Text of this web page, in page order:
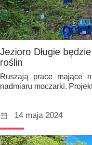
Jezioro Długie
roślin
Ruszają prace mające
nadmiaru moczarki.
14 maja 2024